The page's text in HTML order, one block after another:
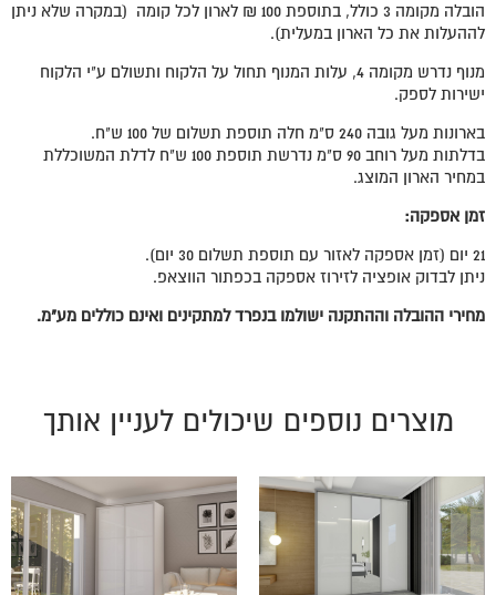
הובלה מקומה 3 כולל, בתוספת 100 ₪ לארון לכל קומה (במקרה שלא ניתן
לההעלות את כל הארון במעלית).
מנוף נדרש מקומה 4, עלות המנוף תחול על הלקוח ותשולם ע"י הלקוח
ישירות לספק.
בארונות מעל גובה 240 ס"מ חלה תוספת תשלום של 100 ש"ח.
בדלתות מעל רוחב 90 ס"מ נדרשת תוספת 100 ש"ח לדלת המשוכללת
במחיר הארון המוצג.
זמן אספקה:
21 יום (זמן אספקה לאזור עם תוספת תשלום 30 יום).
ניתן לבדוק אופציה לזירוז אספקה בכפתור הווצאפ.
מחירי ההובלה וההתקנה ישולמו בנפרד למתקינים ואינם כוללים מע"מ.
מוצרים נוספים שיכולים לעניין אותך